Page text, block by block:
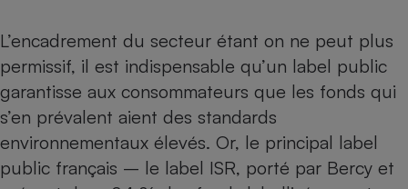
L’encadrement du secteur étant on ne peut plus
permissif, il est indispensable qu’un label public
garantisse aux consommateurs que les fonds qui
s’en prévalent aient des standards
environnementaux élevés. Or, le principal label
public français – le label ISR, porté par Bercy et